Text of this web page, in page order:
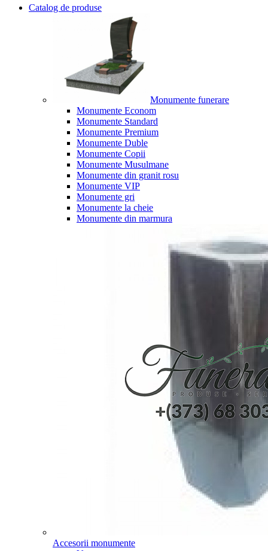
Catalog de produse
Monumente funerare
Monumente Econom
Monumente Standard
Monumente Premium
Monumente Duble
Monumente Copii
Monumente Musulmane
Monumente din granit rosu
Monumente VIP
Monumente gri
Monumente la cheie
Monumente din marmura
Accesorii monumente